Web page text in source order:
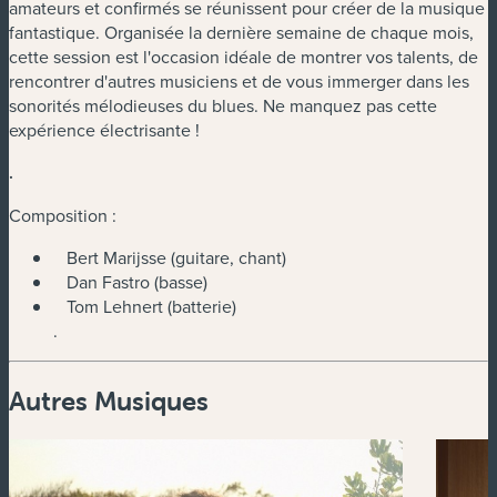
amateurs et confirmés se réunissent pour créer de la musique
fantastique. Organisée la dernière semaine de chaque mois,
cette session est l'occasion idéale de montrer vos talents, de
rencontrer d'autres musiciens et de vous immerger dans les
sonorités mélodieuses du blues. Ne manquez pas cette
expérience électrisante !
.
Composition :
Bert Marijsse (guitare, chant)
Dan Fastro (basse)
Tom Lehnert (batterie)
.
Autres Musiques